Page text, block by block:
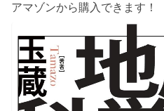
アマゾンから購入できます！